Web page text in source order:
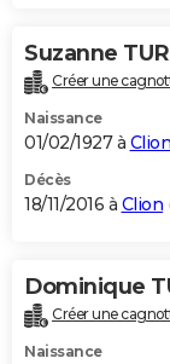
Suzanne
Créer une
Naissance
01/02/1927 à Clion
Décès
18/11/2016 à Clion
Dominique
Créer une
Naissance